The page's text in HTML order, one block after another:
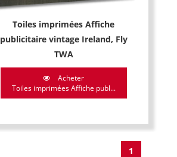
Toiles imprimées Affiche
publicitaire vintage Ireland, Fly
TWA
Acheter
Toiles imprimées Affiche publ...
1